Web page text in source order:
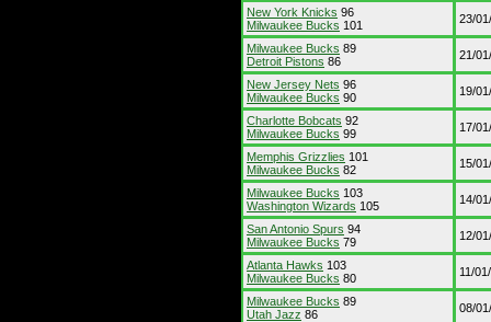
New York Knicks 96
Milwaukee Bucks 101 23/
Milwaukee Bucks 89
Detroit Pistons 86 21/
New Jersey Nets 96
Milwaukee Bucks 90 19/
Charlotte Bobcats 92
Milwaukee Bucks 99 17/
Memphis Grizzlies 101
Milwaukee Bucks 82 15/
Milwaukee Bucks 103
Washington Wizards 105 14/
San Antonio Spurs 94
Milwaukee Bucks 79 12/
Atlanta Hawks 103
Milwaukee Bucks 80 11/
Milwaukee Bucks 89
Utah Jazz 86 08/